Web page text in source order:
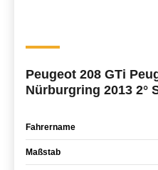
Peugeot 208 GTi
Nürburgring 2013 2°
Fahrername
Maßstab